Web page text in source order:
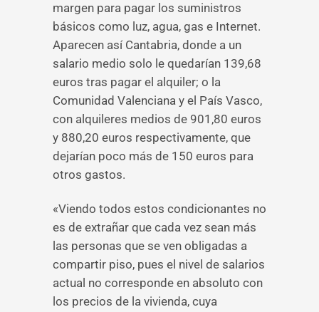
margen para pagar los suministros
básicos como luz, agua, gas e Internet.
Aparecen así Cantabria, donde a un
salario medio solo le quedarían 139,68
euros tras pagar el alquiler; o la
Comunidad Valenciana y el País Vasco,
con alquileres medios de 901,80 euros
y 880,20 euros respectivamente, que
dejarían poco más de 150 euros para
otros gastos.
«Viendo todos estos condicionantes no
es de extrañar que cada vez sean más
las personas que se ven obligadas a
compartir piso, pues el nivel de salarios
actual no corresponde en absoluto con
los precios de la vivienda, cuya